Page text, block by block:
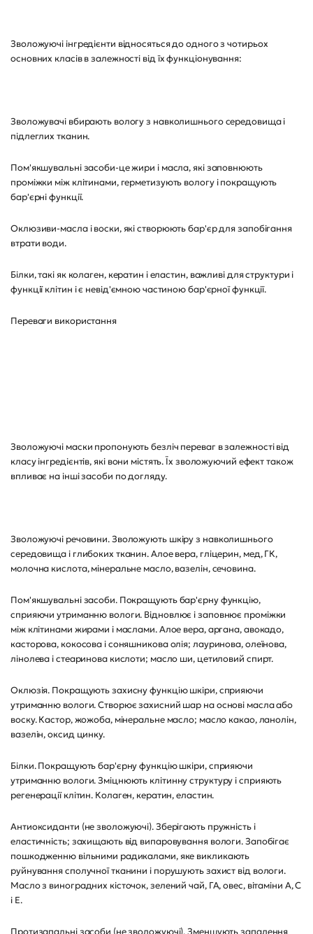
Зволожуючі інгредієнти відносяться до одного з чотирьох
основних класів в залежності від їх функціонування:
Зволожувачі вбирають вологу з навколишнього середовища і
підлеглих тканин.
Пом'якшувальні засоби-це жири і масла, які заповнюють
проміжки між клітинами, герметизують вологу і покращують
бар'єрні функції.
Оклюзиви-масла і воски, які створюють бар'єр для запобігання
втрати води.
Білки, такі як колаген, кератин і еластин, важливі для структури і
функції клітин і є невід'ємною частиною бар'єрної функції.
Переваги використання
Зволожуючі маски пропонують безліч переваг в залежності від
класу інгредієнтів, які вони містять. Їх зволожуючий ефект також
впливає на інші засоби по догляду.
Зволожуючі речовини. Зволожують шкіру з навколишнього
середовища і глибоких тканин. Алое вера, гліцерин, мед, ГК,
молочна кислота, мінеральне масло, вазелін, сечовина.
Пом'якшувальні засоби. Покращують бар'єрну функцію,
сприяючи утриманню вологи. Відновлює і заповнює проміжки
між клітинами жирами і маслами. Алое вера, аргана, авокадо,
касторова, кокосова і соняшникова олія; лауринова, олеїнова,
лінолева і стеаринова кислоти; масло ши, цетиловий спирт.
Оклюзія. Покращують захисну функцію шкіри, сприяючи
утриманню вологи. Створює захисний шар на основі масла або
воску. Кастор, жожоба, мінеральне масло; масло какао, ланолін,
вазелін, оксид цинку.
Білки. Покращують бар'єрну функцію шкіри, сприяючи
утриманню вологи. Зміцнюють клітинну структуру і сприяють
регенерації клітин. Колаген, кератин, еластин.
Антиоксиданти (не зволожуючі). Зберігають пружність і
еластичність; захищають від випаровування вологи. Запобігає
пошкодженню вільними радикалами, яке викликають
руйнування сполучної тканини і порушують захист від вологи.
Масло з виноградних кісточок, зелений чай, ГА, овес, вітаміни А, С
і Е.
Протизапальні засоби (не зволожуючі). Зменшують запалення